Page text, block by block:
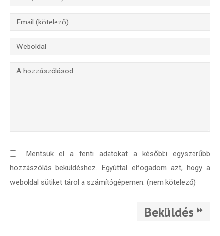
Mentsük el a fenti adatokat a későbbi egyszerűbb
hozzászólás beküldéshez. Egyúttal elfogadom azt, hogy a
weboldal sütiket tárol a számítógépemen. (nem kötelező)
Beküldés